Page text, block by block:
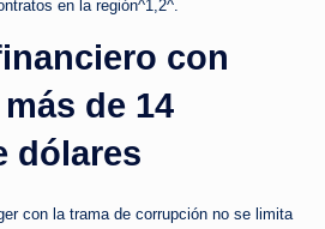
en la región^1,2^.
con
de 14
dólares
con la trama de corrupción no se limita